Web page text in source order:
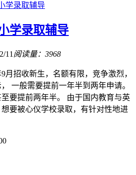
学录取辅导
学录取辅导
11 阅读量：3968
月招收新生，名额有限，竞争激烈，
一般需要提前一年半到两年申请。
要提前两年半。 由于国内教育与英
要被心仪学校录取，有针对性地进